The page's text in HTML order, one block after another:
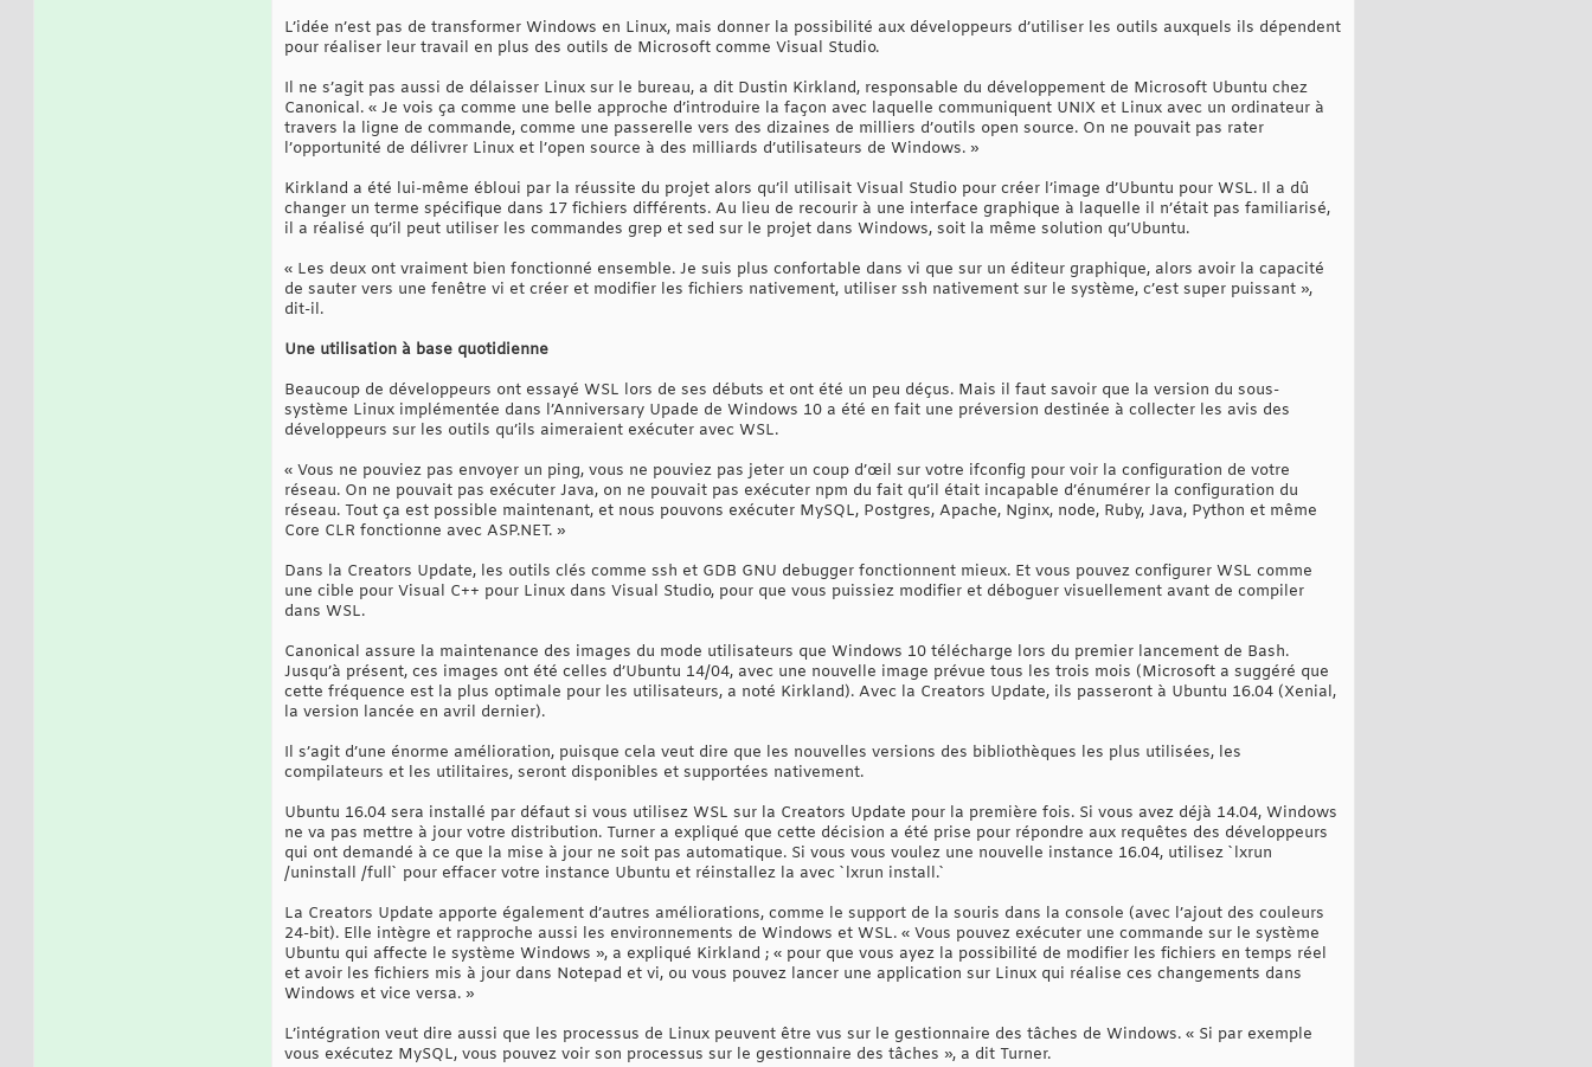
L’idée n’est pas de transformer Windows en Linux, mais donner la possibilité aux développeurs d’utiliser les outils auxquels ils dépendent
pour réaliser leur travail en plus des outils de Microsoft comme Visual Studio.
Il ne s’agit pas aussi de délaisser Linux sur le bureau, a dit Dustin Kirkland, responsable du développement de Microsoft Ubuntu chez
Canonical. « Je vois ça comme une belle approche d’introduire la façon avec laquelle communiquent UNIX et Linux avec un ordinateur à
travers la ligne de commande, comme une passerelle vers des dizaines de milliers d’outils open source. On ne pouvait pas rater
l’opportunité de délivrer Linux et l’open source à des milliards d’utilisateurs de Windows. »
Kirkland a été lui-même ébloui par la réussite du projet alors qu’il utilisait Visual Studio pour créer l’image d’Ubuntu pour WSL. Il a dû
changer un terme spécifique dans 17 fichiers différents. Au lieu de recourir à une interface graphique à laquelle il n’était pas familiarisé,
il a réalisé qu’il peut utiliser les commandes grep et sed sur le projet dans Windows, soit la même solution qu’Ubuntu.
« Les deux ont vraiment bien fonctionné ensemble. Je suis plus confortable dans vi que sur un éditeur graphique, alors avoir la capacité
de sauter vers une fenêtre vi et créer et modifier les fichiers nativement, utiliser ssh nativement sur le système, c’est super puissant »,
dit-il.
Une utilisation à base quotidienne
Beaucoup de développeurs ont essayé WSL lors de ses débuts et ont été un peu déçus. Mais il faut savoir que la version du sous-
système Linux implémentée dans l’Anniversary Upade de Windows 10 a été en fait une préversion destinée à collecter les avis des
développeurs sur les outils qu’ils aimeraient exécuter avec WSL.
« Vous ne pouviez pas envoyer un ping, vous ne pouviez pas jeter un coup d’œil sur votre ifconfig pour voir la configuration de votre
réseau. On ne pouvait pas exécuter Java, on ne pouvait pas exécuter npm du fait qu’il était incapable d’énumérer la configuration du
réseau. Tout ça est possible maintenant, et nous pouvons exécuter MySQL, Postgres, Apache, Nginx, node, Ruby, Java, Python et même
Core CLR fonctionne avec ASP.NET. »
Dans la Creators Update, les outils clés comme ssh et GDB GNU debugger fonctionnent mieux. Et vous pouvez configurer WSL comme
une cible pour Visual C++ pour Linux dans Visual Studio, pour que vous puissiez modifier et déboguer visuellement avant de compiler
dans WSL.
Canonical assure la maintenance des images du mode utilisateurs que Windows 10 télécharge lors du premier lancement de Bash.
Jusqu’à présent, ces images ont été celles d’Ubuntu 14/04, avec une nouvelle image prévue tous les trois mois (Microsoft a suggéré que
cette fréquence est la plus optimale pour les utilisateurs, a noté Kirkland). Avec la Creators Update, ils passeront à Ubuntu 16.04 (Xenial,
la version lancée en avril dernier).
Il s’agit d’une énorme amélioration, puisque cela veut dire que les nouvelles versions des bibliothèques les plus utilisées, les
compilateurs et les utilitaires, seront disponibles et supportées nativement.
Ubuntu 16.04 sera installé par défaut si vous utilisez WSL sur la Creators Update pour la première fois. Si vous avez déjà 14.04, Windows
ne va pas mettre à jour votre distribution. Turner a expliqué que cette décision a été prise pour répondre aux requêtes des développeurs
qui ont demandé à ce que la mise à jour ne soit pas automatique. Si vous vous voulez une nouvelle instance 16.04, utilisez `lxrun
/uninstall /full` pour effacer votre instance Ubuntu et réinstallez la avec `lxrun install.`
La Creators Update apporte également d’autres améliorations, comme le support de la souris dans la console (avec l’ajout des couleurs
24-bit). Elle intègre et rapproche aussi les environnements de Windows et WSL. « Vous pouvez exécuter une commande sur le système
Ubuntu qui affecte le système Windows », a expliqué Kirkland ; « pour que vous ayez la possibilité de modifier les fichiers en temps réel
et avoir les fichiers mis à jour dans Notepad et vi, ou vous pouvez lancer une application sur Linux qui réalise ces changements dans
Windows et vice versa. »
L’intégration veut dire aussi que les processus de Linux peuvent être vus sur le gestionnaire des tâches de Windows. « Si par exemple
vous exécutez MySQL, vous pouvez voir son processus sur le gestionnaire des tâches », a dit Turner.